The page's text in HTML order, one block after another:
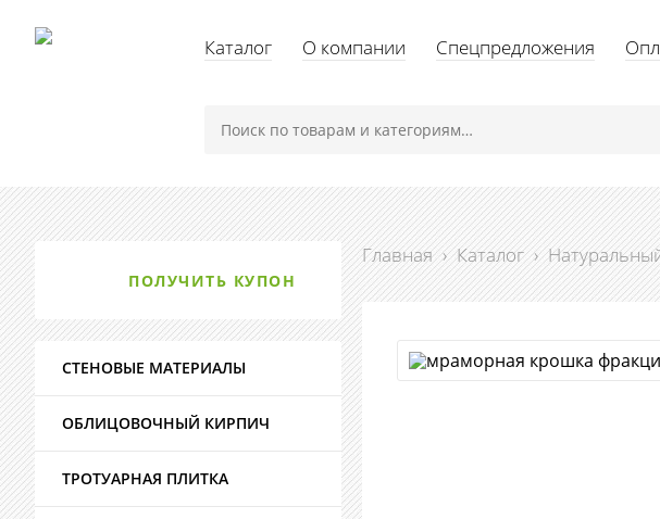
Каталог О компании Спецпредложения
Главная › Каталог ›
ПОЛУЧИТЬ КУПОН
СТЕНОВЫЕ МАТЕРИАЛЫ
ОБЛИЦОВОЧНЫЙ КИРПИЧ
ТРОТУАРНАЯ ПЛИТКА